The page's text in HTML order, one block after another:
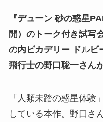
『デューン 砂の惑星
開）のトーク付き試写
の内ピカデリー ドルビ
飛行士の野口聡一さん
「人類未踏の惑星体験
している本作。野口さ